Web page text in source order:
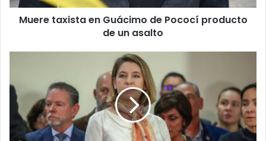
un
asalto
Muere taxista en Guácimo de Pococí producto
de un asalto
Dama
seleccionada
por
Harvard